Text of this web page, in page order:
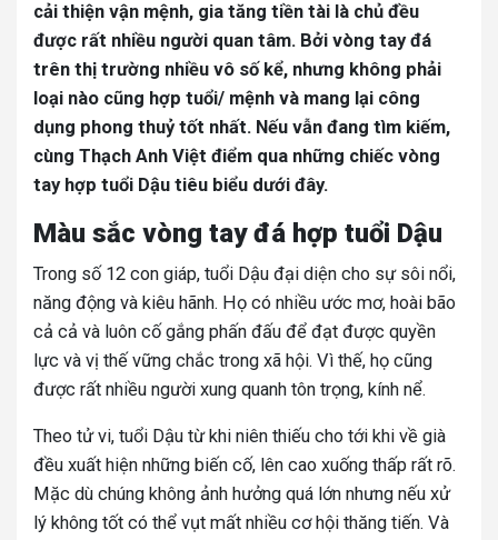
cải thiện vận mệnh, gia tăng tiền tài là chủ đều
được rất nhiều người quan tâm. Bởi vòng tay đá
trên thị trường nhiều vô số kể, nhưng không phải
loại nào cũng hợp tuổi/ mệnh và mang lại công
dụng phong thuỷ tốt nhất. Nếu vẫn đang tìm kiếm,
cùng Thạch Anh Việt điểm qua những chiếc vòng
tay hợp tuổi Dậu tiêu biểu dưới đây.
Màu sắc vòng tay đá hợp tuổi Dậu
Trong số 12 con giáp, tuổi Dậu đại diện cho sự sôi nổi,
năng động và kiêu hãnh. Họ có nhiều ước mơ, hoài bão
cả cả và luôn cố gắng phấn đấu để đạt được quyền
lực và vị thế vững chắc trong xã hội. Vì thế, họ cũng
được rất nhiều người xung quanh tôn trọng, kính nể.
Theo tử vi, tuổi Dậu từ khi niên thiếu cho tới khi về già
đều xuất hiện những biến cố, lên cao xuống thấp rất rõ.
Mặc dù chúng không ảnh hưởng quá lớn nhưng nếu xử
lý không tốt có thể vụt mất nhiều cơ hội thăng tiến. Và